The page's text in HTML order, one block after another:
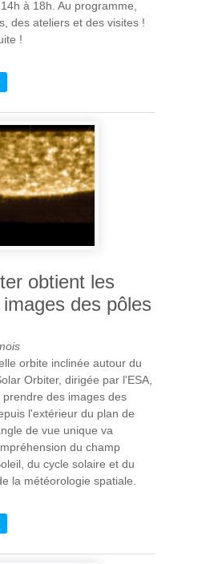
à 18h. Au programme,
des ateliers et des visites !
!
DE FÊTE DE LA SCIENCE
obtient les
des pôles
orbite inclinée autour du
Orbiter, dirigée par l'ESA,
des images des
l'extérieur du plan de
de vue unique va
du champ
du cycle solaire et du
la météorologie spatiale.
DE SOLAR ORBITER
IMAGES DES PÔLES DU